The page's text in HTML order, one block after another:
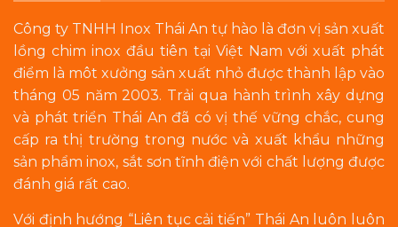
Công ty TNHH Inox Thái An tự hào là đơn vị sản xuất
lồng chim inox đầu tiên tại Việt Nam với xuất phát
điểm là môt xưởng sản xuất nhỏ được thành lập vào
tháng 05 năm 2003. Trải qua hành trình xây dựng
và phát triển Thái An đã có vị thế vững chắc, cung
cấp ra thị trường trong nước và xuất khẩu những
sản phẩm inox, sắt sơn tĩnh điện với chất lượng được
đánh giá rất cao.
Với định hướng “Liên tục cải tiến” Thái An luôn luôn